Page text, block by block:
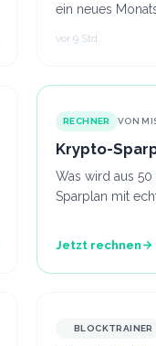
ein neues
vor 9 Std.
RECHNER VON
Krypto-
Was wird aus
Sparplan mit
Jetzt rechnen
BLOCKTRAINER